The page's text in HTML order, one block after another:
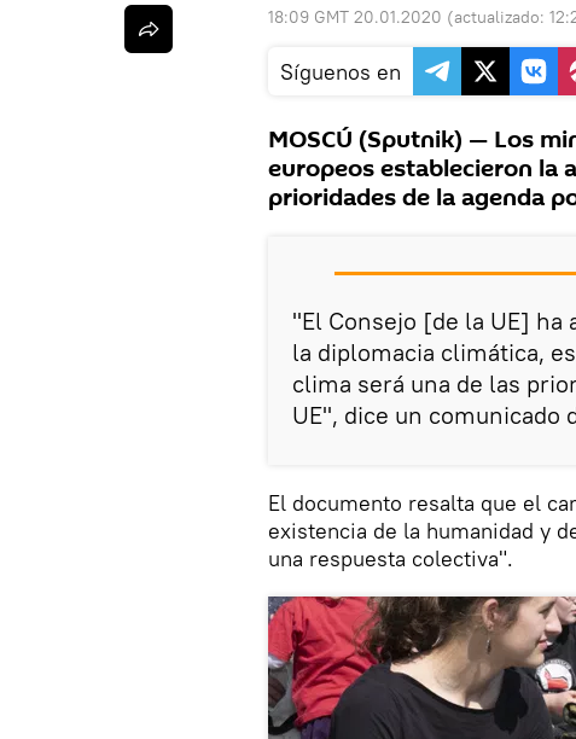
18:09 GMT 20.01.2020 (actualizado:
Síguenos en
MOSCÚ (Sputnik) — Los
europeos establecieron la
prioridades de la agenda
"El Consejo [de la UE] ha
la diplomacia climática,
clima será una de las
UE", dice un comunicado
El documento resalta que el
existencia de la humanidad y
una respuesta colectiva".